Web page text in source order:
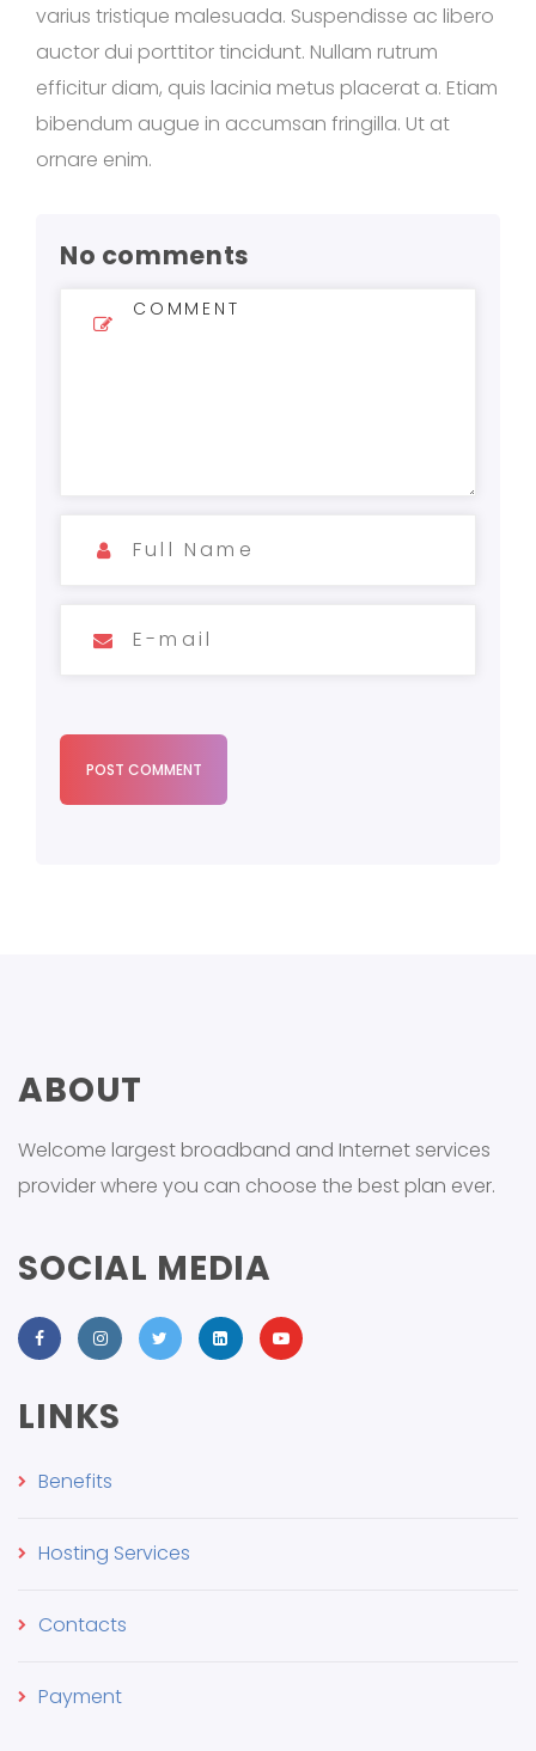
varius tristique malesuada. Suspendisse ac libero
auctor dui porttitor tincidunt. Nullam rutrum
efficitur diam, quis lacinia metus placerat a. Etiam
bibendum augue in accumsan fringilla. Ut at
ornare enim.
No comments
POST COMMENT
ABOUT
Welcome largest broadband and Internet services
provider where you can choose the best plan ever.
SOCIAL MEDIA
LINKS
Benefits
Hosting Services
Contacts
Payment